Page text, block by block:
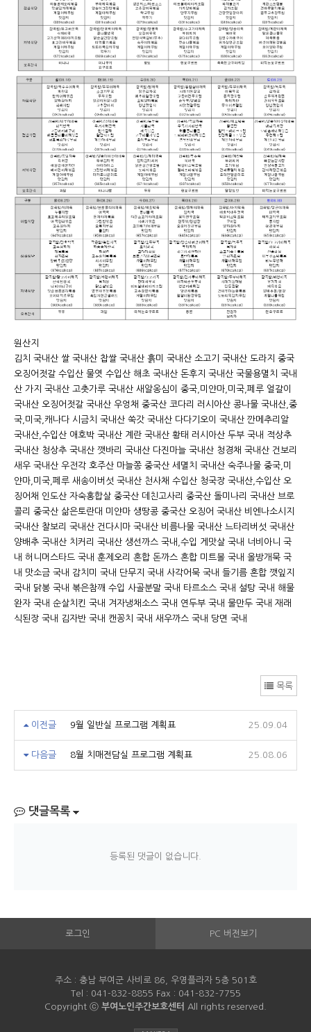
원산지
김치 국내산 쌀 국내산 찹쌀 국내산 흙미 국내산 소고기 국내산 도라지 중국
오징어젓갈 수입산 물엿 수입산 해초 국내산 돈후지 국내산 국물용멸치 국내
산 가지 국내산 고춧가루 국내산 새알옹심이 중국,미얀마,미국,페루 얼갈이
국내산 오징어젓갈 국내산 우엉채 중국산 코다리 러시아산 콩나물 국내산,중
국,미국,캐나다 시금치 국내산 쑥갓 국내산 다다기오이 국내산 깐메추리알
국내산,수입산 애호박 국내산 계란 국내산 황태 러시아산 두부 국내 적상추
국내산 청상추 국내산 깻바리 국내산 다진마늘 국내산 청경채 국내산 건보리
새우 국내산 우전각 호주산 마늘쫑 중국산 세멸치 국내산 숙주나물 중국,미
얀마,미국,페루 새송이버섯 국내산 천사채 수입산 청국장 국내산,수입산 오
징어채 인도산 자숙홍합살 중국산 데친고사리 중국산 돌미나리 국내산 브로
콜리 중국산 삶은토란대 미얀마 생땅콩 중국산 오징어 국내산 비엔나소시지
국내산 찰보리 국내산 건다시마 국내산 비름나물 국내산 느타리버섯 국내산
양배추 국내산 치커리 국내산 ‎생선까스 국내,수입 게맛살 국내 너비아니 국
내 허니머스타드 국내 훈제오리 혼합 돈까스 혼합 미트볼 국내 올방개묵 국
내 맛소금 국내 감치미 국내 단무지 국내 사각어묵 국내 들기름 혼합 깻잎지
국내 닭봉 국내 볶은참깨 수입 사골분말 국내 타르소스 국내 설탕 국내 해물
완자 국내 순살치킨 국내 겨자냉채소스 국내 연두부 국내 물만두 국내 재래
식된장 국내 김자반 국내 캔꽁치 국내 새우까스 국내 당면 국내 ‎
목록
이전글 9월 일반실 프로그램 계획표 25.09.04
다음글 8월 치매전담실 프로그램 계획표 25.08.06
댓글목록
등록된 댓글이 없습니다.
로그인 PC 버전보기
주소 : 충남 부여군 사비로 86, 우영플라자 5층 501호
Tel : 041-832-8855 Fax : 041-832-7755
Copyright ⓒ 부여노인주간보호센터 All rights reserved.